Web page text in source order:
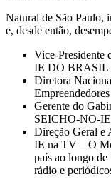
Natural de São Paulo,
e, desde então,
Vice-Presidente
IE DO BRASIL
Diretora
Gerente do
SEICHO-NO-
Direção Geral e
IE na TV – O
país ao longo
rádio e